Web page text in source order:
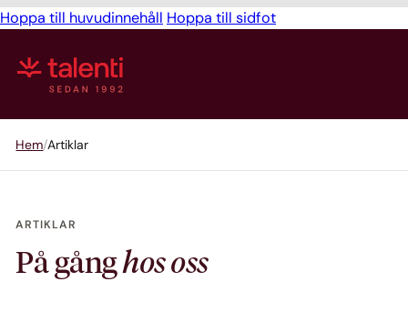
Hoppa till huvudinnehåll Hoppa till sidfot
Hem Artiklar
ARTIKLAR
På gånghos oss